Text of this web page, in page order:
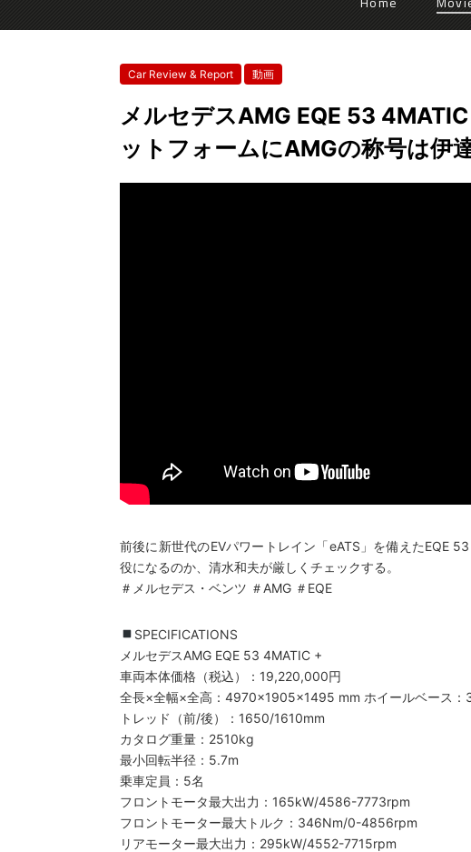
Car Review & Report 動画
メルセデスAMG EQE 53
ットフォームにAMGの称号は伊
前後に新世代のEVパワートレイン「eATS」を備えたEQE
役になるのか、清水和夫が厳しくチェックする。
＃メルセデス・ベンツ ＃AMG ＃EQE
SPECIFICATIONS
メルセデスAMG EQE 53 4MATIC +
車両本体価格（税込）：19,220,000円
全長×全幅×全高：4970×1905×1495 mm ホイールベース：
トレッド（前/後）：1650/1610mm
カタログ重量：2510kg
最小回転半径：5.7m
乗車定員：5名
フロントモータ最大出力：165kW/4586-7773rpm
フロントモーター最大トルク：346Nm/0-4856rpm
リアモーター最大出力：295kW/4552-7715rpm